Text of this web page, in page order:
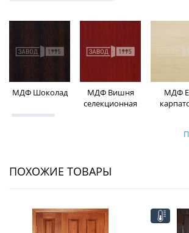
МДФ Шоколад
МДФ Вишня
селекционная
МДФ
ПОХОЖИЕ ТОВАРЫ